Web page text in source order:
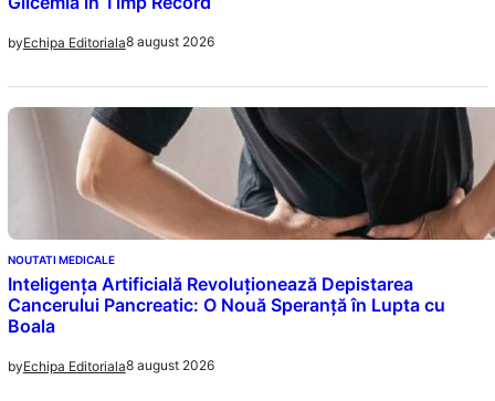
byEchipa Editoriala8 august 2026
NOUTATI MEDICALE
Inteligența Artificială Revoluționează Depistarea
Cancerului Pancreatic: O Nouă Speranță în Lupta cu
Boala
byEchipa Editoriala8 august 2026